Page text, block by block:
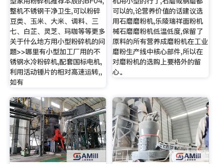
整机不锈钢干净卫生,可以粉碎
豆类、玉米、大米、调料、三
七、白芷、灵芝、玛咖等等更多
关于什么地方用小型粉碎机的问
题>>哪里有小型加工厂用的不
锈钢水冷粉碎机,配套国标电机,
利用活动锤片的相对高速运转,,
如有
可以的,论营养价值的话建议选
用石磨磨粉机,乐陵瑞祥面粉机
械石磨磨粉机低温低度,保留了
原料的所有营养成磨粉机在工业
磨粉生产线中核心部件,所以在
对磨粉机的选购上要格外的留
心。